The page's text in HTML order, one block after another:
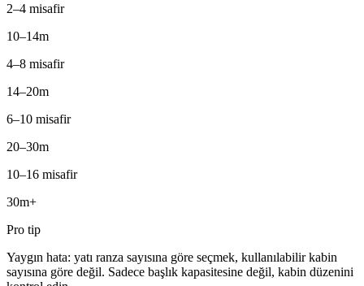
2–4 misafir
10–14m
4–8 misafir
14–20m
6–10 misafir
20–30m
10–16 misafir
30m+
Pro tip
Yaygın hata: yatı ranza sayısına göre seçmek, kullanılabilir kabin
sayısına göre değil. Sadece başlık kapasitesine değil, kabin düzenini